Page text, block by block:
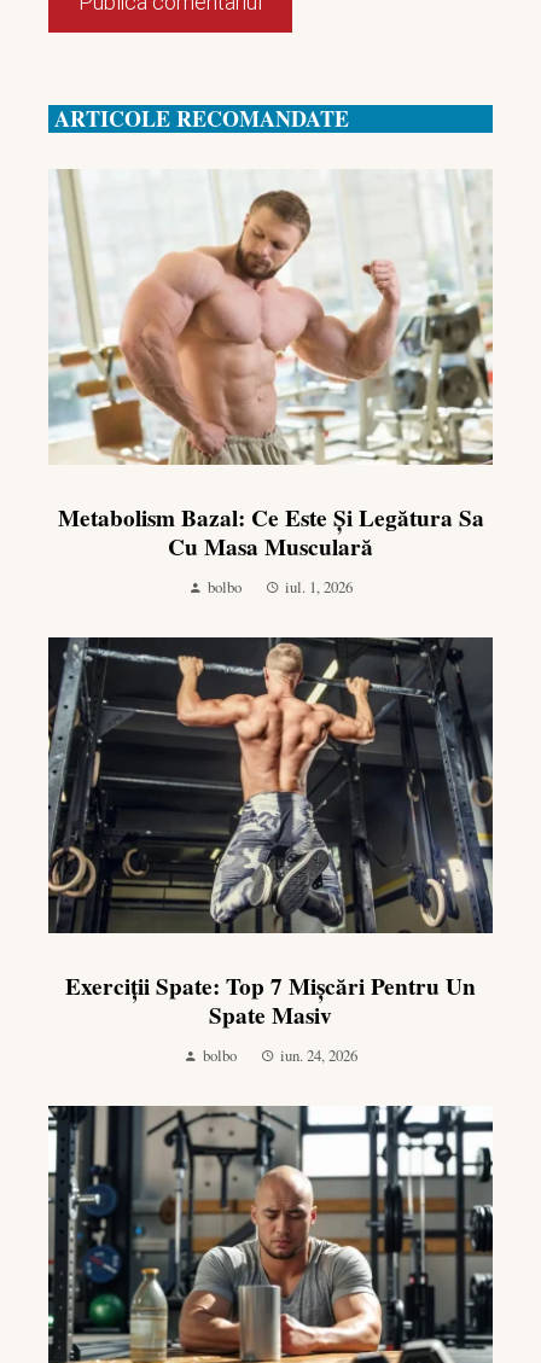
ARTICOLE RECOMANDATE
Metabolism Bazal: Ce Este Și Legătura Sa
Cu Masa Musculară
bolbo iul. 1, 2026
Exerciții Spate: Top 7 Mișcări Pentru Un
Spate Masiv
bolbo iun. 24, 2026